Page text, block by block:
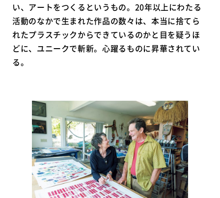
い、アートをつくるというもの。20年以上にわたる
活動のなかで生まれた作品の数々は、本当に捨てら
れたプラスチックからできているのかと目を疑うほ
どに、ユニークで斬新。心躍るものに昇華されてい
る。